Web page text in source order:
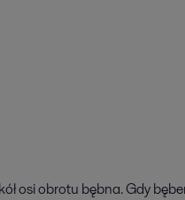
osi obrotu bębna. Gdy